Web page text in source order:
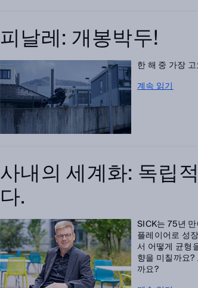
피날레: 개봉박두!
한 해 중 가장
계속 읽기
사내의 세계화: 독립
다.
SICK는 75년
플레이어로 성
서 어떻게 균형
향을 미칠까요
까요?